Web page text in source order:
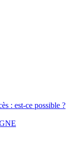
: est-ce possible ?